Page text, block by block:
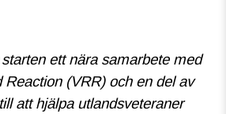
ett nära samarbete med
Reaction (VRR) och en del av
att hjälpa utlandsveteraner